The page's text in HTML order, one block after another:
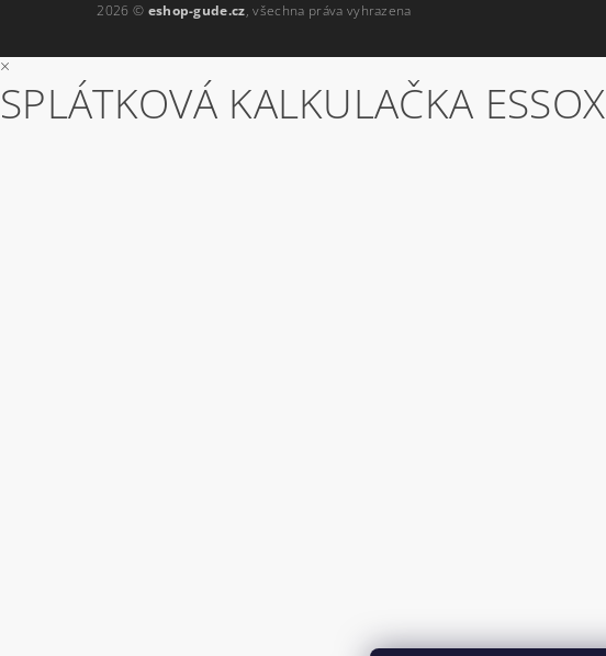
2026 © eshop-gude.cz, všechna práva vyhrazena
×
SPLÁTKOVÁ KALKULAČKA ESSOX